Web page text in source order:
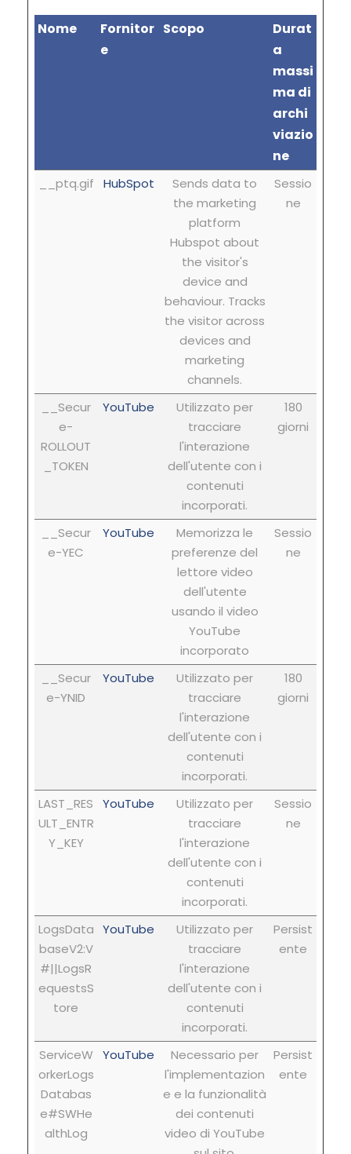
Nome
Fornitor
e
Scopo
Durat
a
massi
ma di
archi
viazio
ne
__ptq.gif HubSpot
Sends data to
the marketing
platform
Hubspot about
the visitor's
device and
behaviour. Tracks
the visitor across
devices and
marketing
channels.
Sessio
ne
__Secur
e-
ROLLOUT
_TOKEN
YouTube
Utilizzato per
tracciare
l'interazione
dell'utente con i
contenuti
incorporati.
180
giorni
__Secur
e-YEC
YouTube
Memorizza le
preferenze del
lettore video
dell'utente
usando il video
YouTube
incorporato
Sessio
ne
__Secur
e-YNID
YouTube
Utilizzato per
tracciare
l'interazione
dell'utente con i
contenuti
incorporati.
180
giorni
LAST_RES
ULT_ENTR
Y_KEY
YouTube
Utilizzato per
tracciare
l'interazione
dell'utente con i
contenuti
incorporati.
Sessio
ne
LogsData
baseV2:V
#||LogsR
equestsS
tore
YouTube
Utilizzato per
tracciare
l'interazione
dell'utente con i
contenuti
incorporati.
Persist
ente
ServiceW
orkerLogs
Databas
e#SWHe
althLog
YouTube
Necessario per
l'implementazion
e e la funzionalità
dei contenuti
video di YouTube
Persist
ente